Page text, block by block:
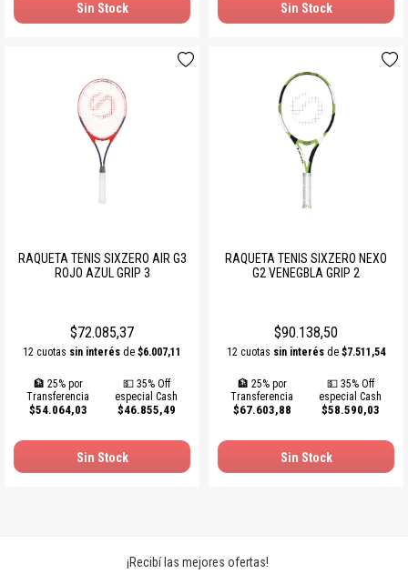
Sin Stock Sin Stock
RAQUETA TENIS SIXZERO AIR G3
ROJO AZUL GRIP 3
$72.085,37
12 cuotas sin interés de $6.007,11
🏦 25% por
Transferencia
$54.064,03
💵 35% Off
especial Cash
$46.855,49
Sin Stock
RAQUETA TENIS SIXZERO NEXO
G2 VENEGBLA GRIP 2
$90.138,50
12 cuotas sin interés de $7.511,54
🏦 25% por
Transferencia
$67.603,88
💵 35% Off
especial Cash
$58.590,03
Sin Stock
¡Recibí las mejores ofertas!